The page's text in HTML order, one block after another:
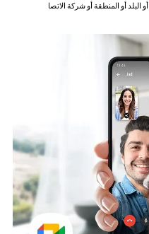
البلد أو المنطقة أو شركة الاتصا